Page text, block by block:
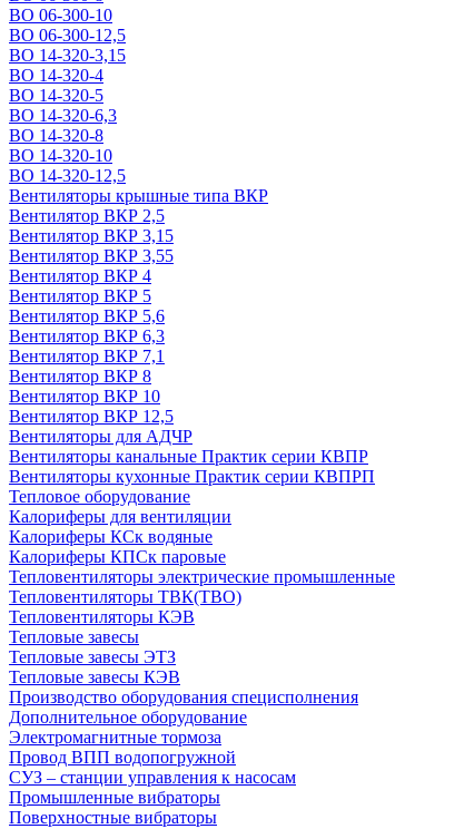
ВО 06-300-10
ВО 06-300-12,5
ВО 14-320-3,15
ВО 14-320-4
ВО 14-320-5
ВО 14-320-6,3
ВО 14-320-8
ВО 14-320-10
ВО 14-320-12,5
Вентиляторы крышные типа ВКР
Вентилятор ВКР 2,5
Вентилятор ВКР 3,15
Вентилятор ВКР 3,55
Вентилятор ВКР 4
Вентилятор ВКР 5
Вентилятор ВКР 5,6
Вентилятор ВКР 6,3
Вентилятор ВКР 7,1
Вентилятор ВКР 8
Вентилятор ВКР 10
Вентилятор ВКР 12,5
Вентиляторы для АДЧР
Вентиляторы канальные Практик серии КВПР
Вентиляторы кухонные Практик серии КВПРП
Тепловое оборудование
Калориферы для вентиляции
Калориферы КСк водяные
Калориферы КПСк паровые
Тепловентиляторы электрические промышленные
Тепловентиляторы ТВК(ТВО)
Тепловентиляторы КЭВ
Тепловые завесы
Тепловые завесы ЭТЗ
Тепловые завесы КЭВ
Производство оборудования специсполнения
Дополнительное оборудование
Электромагнитные тормоза
Провод ВПП водопогружной
СУЗ – станции управления к насосам
Промышленные вибраторы
Поверхностные вибраторы